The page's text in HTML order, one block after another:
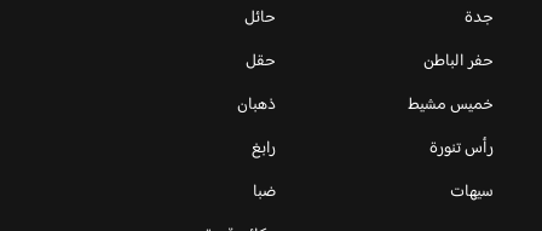
جدة
حائل
حفر الباطن
حقل
خميس مشيط
ذهبان
رأس تنورة
رابغ
سيهات
ضبا